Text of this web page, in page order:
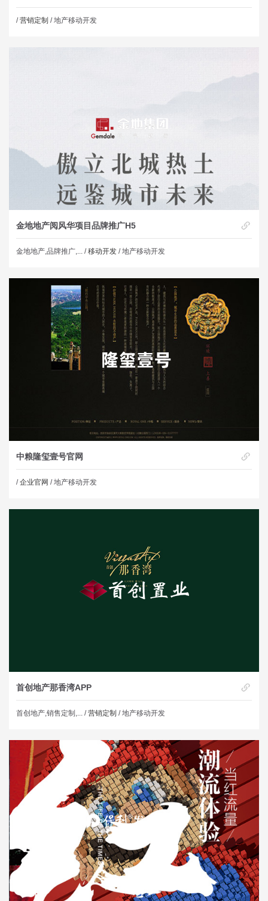
/营销定制 / 地产移动开发
金地地产阅风华项目品牌推广H5
金地地产,品牌推广,... /移动开发 / 地产移动开发
中粮隆玺壹号官网
/企业官网 / 地产移动开发
首创地产那香湾APP
首创地产,销售定制,... /营销定制 / 地产移动开发